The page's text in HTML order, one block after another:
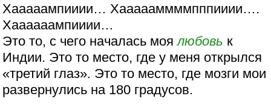
Хааааампииии… Хаааааммммпппииии….
Хаааааампииии…
Это то, с чего началась моялюбовь к
Индии. Это то место, где у меня открылся
«третий глаз». Это то место, где мозги мои
развернулись на 180 градусов.